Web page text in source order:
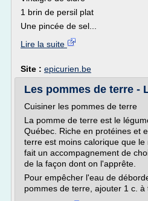
1 brin de persil plat
Une pincée de sel...
Lire la suite
Site : epicurien.be
Les pommes de terre -
Cuisiner les pommes de terre
La pomme de terre est le
Québec. Riche en protéines et
terre est moins calorique que
fait un accompagnement de
de la façon dont on l'apprête.
Pour empêcher l'eau de
pommes de terre, ajouter 1 c. à